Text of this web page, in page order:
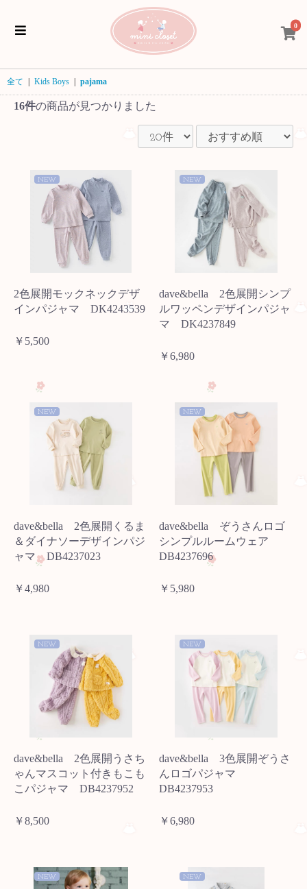
0
全て Kids Boys pajama
16件の商品が見つかりました
NEW
2色展開モックネックデザ
インパジャマ DK4243539
￥5,500
NEW
dave&bella 2色展開シンプ
ルワッペンデザインパジャ
マ DK4237849
￥6,980
NEW
dave&bella 2色展開くるま
＆ダイナソーデザインパジ
ャマ DB4237023
￥4,980
NEW
dave&bella ぞうさんロゴ
シンプルルームウェア
DB4237696
￥5,980
NEW
dave&bella 2色展開うさち
ゃんマスコット付きもこも
こパジャマ DB4237952
￥8,500
NEW
dave&bella 3色展開ぞうさ
んロゴパジャマ
DB4237953
￥6,980
NEW NEW